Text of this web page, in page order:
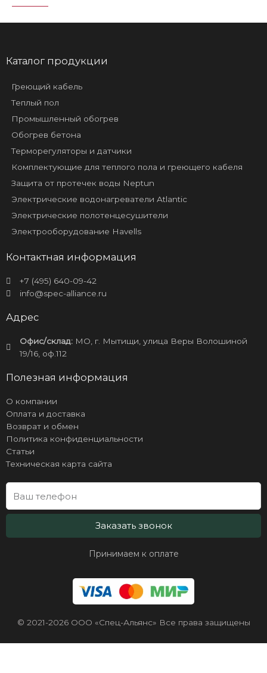
Каталог продукции
Греющий кабель
Теплый пол
Промышленный обогрев
Обогрев бетона
Терморегуляторы и датчики
Комплектующие для теплого пола и греющего кабеля
Защита от протечек воды Neptun
Электрические водонагреватели Atlantic
Электрические полотенцесушители
Электрооборудование Havells
Контактная информация
+7 (495) 640-09-42
info@spec-alliance.ru
Адрес
Офис/склад:МО, г. Мытищи, улица Веры Волошиной
19/16, оф.112
Полезная информация
О компании
Оплата и доставка
Возврат и обмен
Политика конфиденциальности
Статьи
Техническая карта сайта
Заказать звонок
Принимаем к оплате
© 2021-2026 ООО «Спец-Альянс» Все права защищены